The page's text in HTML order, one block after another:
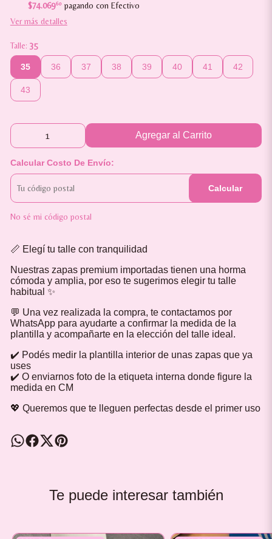
$74.06960pagando con Efectivo
Ver más detalles
Talle: 35
35 36 37 38 39 40 41 42
43
Agregar al Carrito
Calcular Costo De Envío:
Calcular
No sé mi código postal
📏 Elegí tu talle con tranquilidad
Nuestras zapas premium importadas tienen una horma
cómoda y amplia, por eso te sugerimos elegir tu talle
habitual ✨
💬 Una vez realizada la compra, te contactamos por
WhatsApp para ayudarte a confirmar la medida de la
plantilla y acompañarte en la elección del talle ideal.
✔️ Podés medir la plantilla interior de unas zapas que ya
uses
✔️ O enviarnos foto de la etiqueta interna donde figure la
medida en CM
💖 Queremos que te lleguen perfectas desde el primer uso
Te puede interesar también